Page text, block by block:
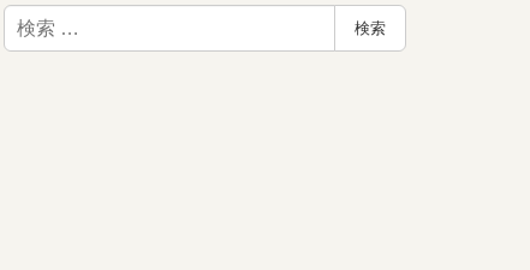
検
索
検索